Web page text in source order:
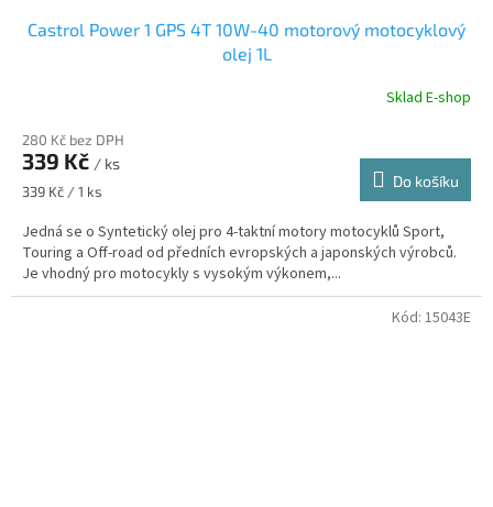
Castrol Power 1 GPS 4T 10W-40 motorový motocyklový
olej 1L
Sklad E-shop
280 Kč bez DPH
339 Kč / ks
Měrná
339 Kč / 1 ks
Do košíku
Jedná se o Syntetický olej pro 4-taktní motory motocyklů Sport,
Touring a Off-road od předních evropských a japonských výrobců.
Je vhodný pro motocykly s vysokým výkonem,...
Kód: 15043E